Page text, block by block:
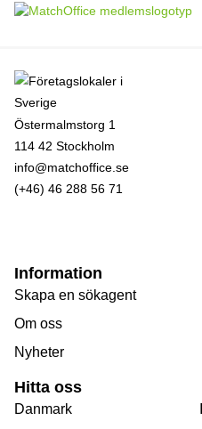
Östermalmstorg 1
114 42 Stockholm
info@matchoffice.se
(+46) 46 288 56 71
Information
Skapa en sökagent
Om oss
Nyheter
Hitta oss
Danmark